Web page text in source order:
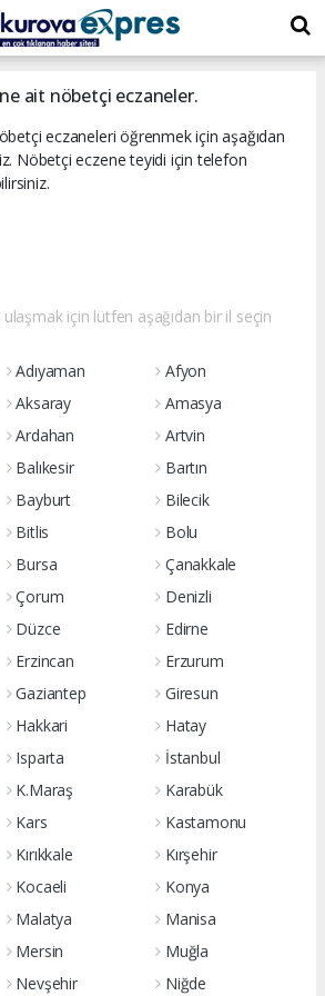
ait nöbetçi eczaneler.
eczaneleri öğrenmek için aşağıdan
Nöbetçi eczene teyidi için telefon
için lütfen aşağıdan bir il seçin
Adıyaman
Afyon
Aksaray
Amasya
Ardahan
Artvin
Balıkesir
Bartın
Bayburt
Bilecik
Bitlis
Bolu
Bursa
Çanakkale
Çorum
Denizli
Düzce
Edirne
Erzincan
Erzurum
Gaziantep
Giresun
Hakkari
Hatay
Isparta
İstanbul
K.Maraş
Karabük
Kars
Kastamonu
Kırıkkale
Kırşehir
Kocaeli
Konya
Malatya
Manisa
Mersin
Muğla
Nevşehir Niğde